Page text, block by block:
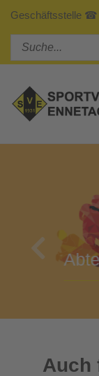
Geschäftsstelle ☎
Previous
Auch